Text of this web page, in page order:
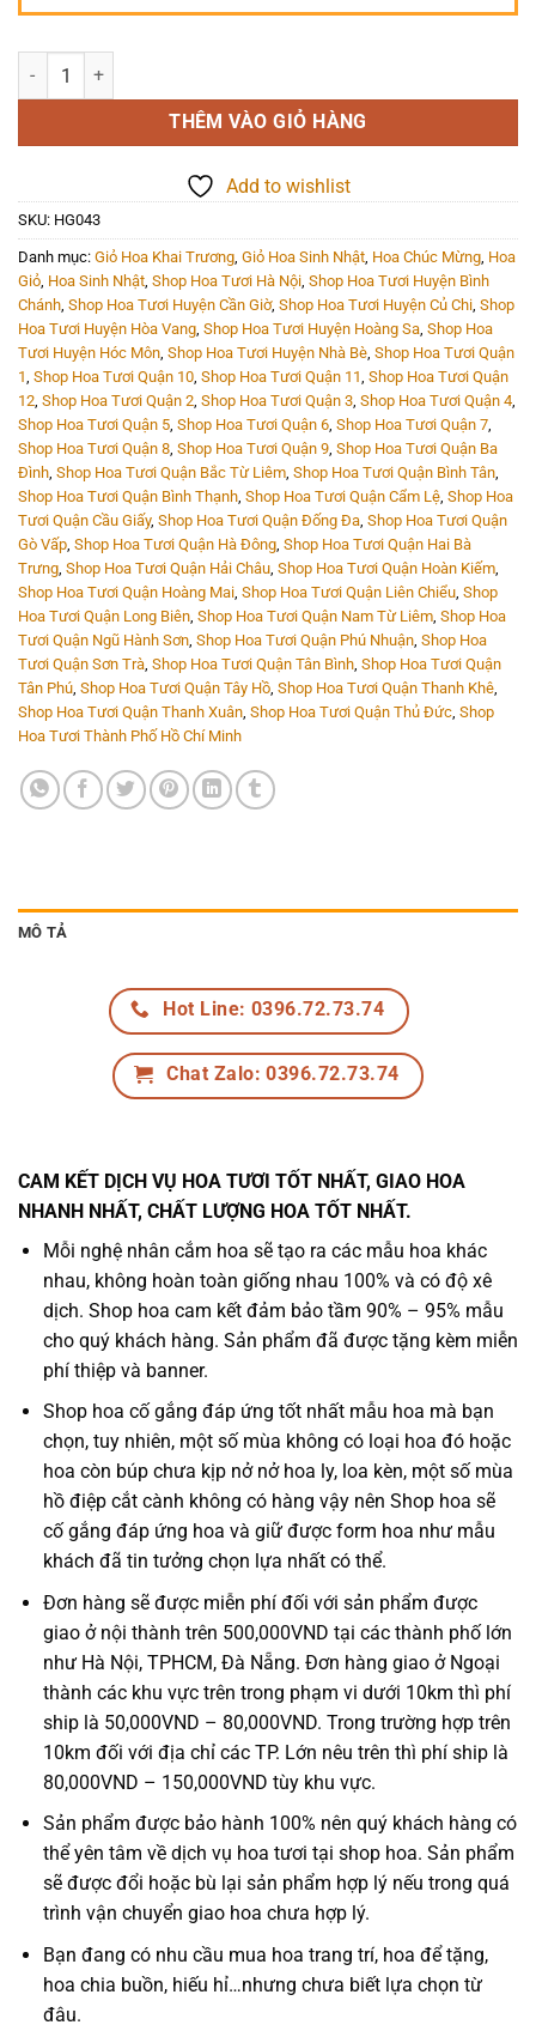
Hoa Giỏ - HG043 số lượng
THÊM VÀO GIỎ HÀNG
Add to wishlist
SKU: HG043
Danh mục: Giỏ Hoa Khai Trương, Giỏ Hoa Sinh Nhật, Hoa Chúc Mừng, Hoa
Giỏ, Hoa Sinh Nhật, Shop Hoa Tươi Hà Nội, Shop Hoa Tươi Huyện Bình
Chánh, Shop Hoa Tươi Huyện Cần Giờ, Shop Hoa Tươi Huyện Củ Chi, Shop
Hoa Tươi Huyện Hòa Vang, Shop Hoa Tươi Huyện Hoàng Sa, Shop Hoa
Tươi Huyện Hóc Môn, Shop Hoa Tươi Huyện Nhà Bè, Shop Hoa Tươi Quận
1, Shop Hoa Tươi Quận 10, Shop Hoa Tươi Quận 11, Shop Hoa Tươi Quận
12, Shop Hoa Tươi Quận 2, Shop Hoa Tươi Quận 3, Shop Hoa Tươi Quận 4,
Shop Hoa Tươi Quận 5, Shop Hoa Tươi Quận 6, Shop Hoa Tươi Quận 7,
Shop Hoa Tươi Quận 8, Shop Hoa Tươi Quận 9, Shop Hoa Tươi Quận Ba
Đình, Shop Hoa Tươi Quận Bắc Từ Liêm, Shop Hoa Tươi Quận Bình Tân,
Shop Hoa Tươi Quận Bình Thạnh, Shop Hoa Tươi Quận Cẩm Lệ, Shop Hoa
Tươi Quận Cầu Giấy, Shop Hoa Tươi Quận Đống Đa, Shop Hoa Tươi Quận
Gò Vấp, Shop Hoa Tươi Quận Hà Đông, Shop Hoa Tươi Quận Hai Bà
Trưng, Shop Hoa Tươi Quận Hải Châu, Shop Hoa Tươi Quận Hoàn Kiếm,
Shop Hoa Tươi Quận Hoàng Mai, Shop Hoa Tươi Quận Liên Chiểu, Shop
Hoa Tươi Quận Long Biên, Shop Hoa Tươi Quận Nam Từ Liêm, Shop Hoa
Tươi Quận Ngũ Hành Sơn, Shop Hoa Tươi Quận Phú Nhuận, Shop Hoa
Tươi Quận Sơn Trà, Shop Hoa Tươi Quận Tân Bình, Shop Hoa Tươi Quận
Tân Phú, Shop Hoa Tươi Quận Tây Hồ, Shop Hoa Tươi Quận Thanh Khê,
Shop Hoa Tươi Quận Thanh Xuân, Shop Hoa Tươi Quận Thủ Đức, Shop
Hoa Tươi Thành Phố Hồ Chí Minh
MÔ TẢ
Hot Line: 0396.72.73.74
Chat Zalo: 0396.72.73.74
CAM KẾT DỊCH VỤ HOA TƯƠI TỐT NHẤT, GIAO HOA
NHANH NHẤT, CHẤT LƯỢNG HOA TỐT NHẤT.
Mỗi nghệ nhân cắm hoa sẽ tạo ra các mẫu hoa khác
nhau, không hoàn toàn giống nhau 100% và có độ xê
dịch. Shop hoa cam kết đảm bảo tầm 90% – 95% mẫu
cho quý khách hàng. Sản phẩm đã được tặng kèm miễn
phí thiệp và banner.
Shop hoa cố gắng đáp ứng tốt nhất mẫu hoa mà bạn
chọn, tuy nhiên, một số mùa không có loại hoa đó hoặc
hoa còn búp chưa kịp nở nở hoa ly, loa kèn, một số mùa
hồ điệp cắt cành không có hàng vậy nên Shop hoa sẽ
cố gắng đáp ứng hoa và giữ được form hoa như mẫu
khách đã tin tưởng chọn lựa nhất có thể.
Đơn hàng sẽ được miễn phí đối với sản phẩm được
giao ở nội thành trên 500,000VND tại các thành phố lớn
như Hà Nội, TPHCM, Đà Nẵng. Đơn hàng giao ở Ngoại
thành các khu vực trên trong phạm vi dưới 10km thì phí
ship là 50,000VND – 80,000VND. Trong trường hợp trên
10km đối với địa chỉ các TP. Lớn nêu trên thì phí ship là
80,000VND – 150,000VND tùy khu vực.
Sản phẩm được bảo hành 100% nên quý khách hàng có
thể yên tâm về dịch vụ hoa tươi tại shop hoa. Sản phẩm
sẽ được đổi hoặc bù lại sản phẩm hợp lý nếu trong quá
trình vận chuyển giao hoa chưa hợp lý.
Bạn đang có nhu cầu mua hoa trang trí, hoa để tặng,
hoa chia buồn, hiếu hỉ…nhưng chưa biết lựa chọn từ
đâu.